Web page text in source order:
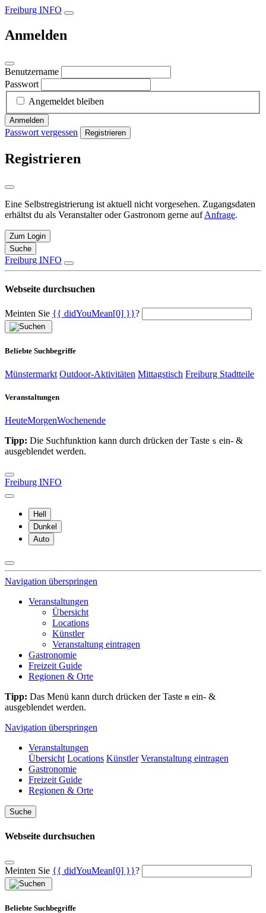
Freiburg INFO
Anmelden
Benutzername
Passwort
Angemeldet bleiben
Anmelden
Passwort vergessen Registrieren
Registrieren
Eine Selbstregistrierung ist aktuell nicht vorgesehen. Zugangsdaten
erhältst du als Veranstalter oder Gastronom gerne aufAnfrage.
Zum Login
Suche
Freiburg INFO
Webseite durchsuchen
Meinten Sie {{ didYouMean[0] }}?
Beliebte Suchbegriffe
Münstermarkt Outdoor-Aktivitäten Mittagstisch Freiburg Stadtteile
Veranstaltungen
HeuteMorgenWochenende
Tipp: Die Suchfunktion kann durch drücken der Taste s ein- &
ausgeblendet werden.
Freiburg INFO
Hell
Dunkel
Auto
Navigation überspringen
Veranstaltungen
Übersicht
Locations
Künstler
Veranstaltung eintragen
Gastronomie
Freizeit Guide
Regionen & Orte
Tipp: Das Menü kann durch drücken der Taste m ein- &
ausgeblendet werden.
Navigation überspringen
Veranstaltungen
Übersicht Locations Künstler Veranstaltung eintragen
Gastronomie
Freizeit Guide
Regionen & Orte
Suche
Webseite durchsuchen
Meinten Sie {{ didYouMean[0] }}?
Beliebte Suchbegriffe